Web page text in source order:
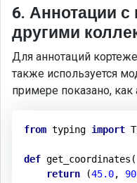
6. Аннотации
другими
Для аннотаций
также используется
примере показано, как
from typing import
def get_coordinates
return (45.0,